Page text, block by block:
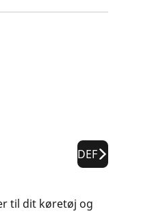
DEF
til dit køretøj og